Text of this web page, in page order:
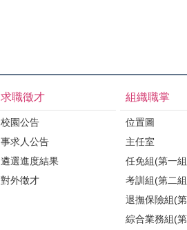
求職徵才
校園公告
事求人公告
遴選進度結果
對外徵才
組織職掌
位置圖
主任室
任免組(第一
考訓組(第二
退撫保險組(
綜合業務組(